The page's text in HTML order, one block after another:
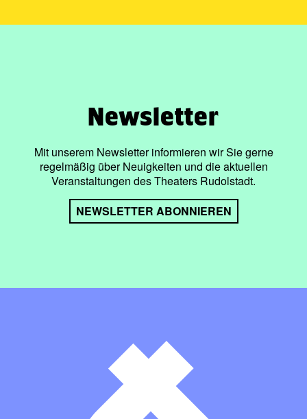
Newsletter
Mit unserem Newsletter informieren wir Sie gerne
regelmäßig über Neuigkeiten und die aktuellen
Veranstaltungen des Theaters Rudolstadt.
NEWSLETTER ABONNIEREN